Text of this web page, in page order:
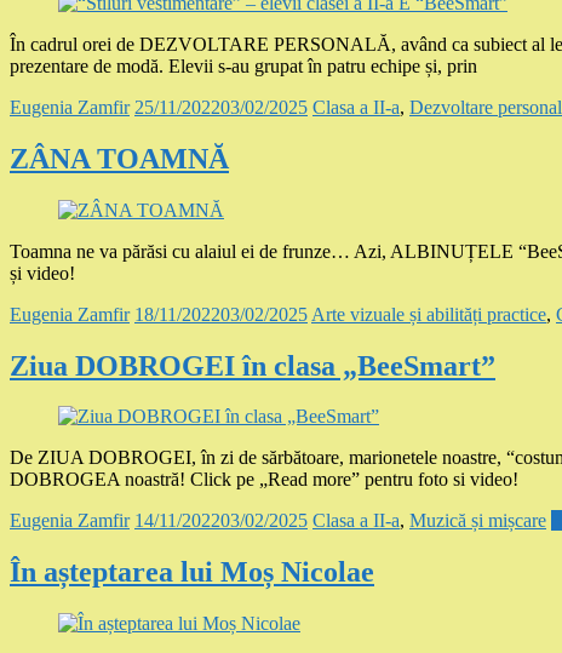
În cadrul orei de DEZVOLTARE PERSONALĂ, având ca subiect al
prezentare de modă. Elevii s-au grupat în patru echipe și, prin
Eugenia Zamfir 25/11/202203/02/2025 Clasa a II-a, Dezvoltare
ZÂNA TOAMNĂ
Toamna ne va părăsi cu alaiul ei de frunze… Azi, ALBINUȚELE
și video!
Eugenia Zamfir 18/11/202203/02/2025 Arte vizuale și abilități practice,
Ziua DOBROGEI în clasa „BeeSmart”
De ZIUA DOBROGEI, în zi de sărbătoare, marionetele noastre,
DOBROGEA noastră! Click pe „Read more” pentru foto si video!
Eugenia Zamfir 14/11/202203/02/2025 Clasa a II-a, Muzică și mișcare
În așteptarea lui Moș Nicolae